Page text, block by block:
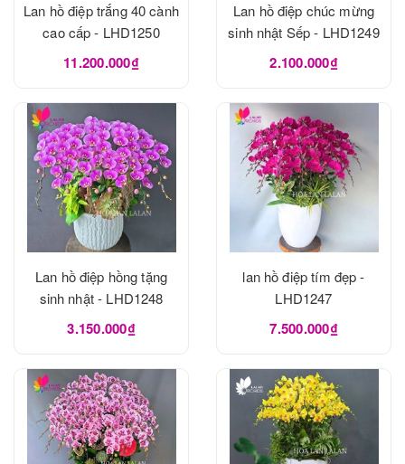
Lan hồ điệp trắng 40 cành
cao cấp - LHD1250
11.200.000₫
Lan hồ điệp chúc mừng
sinh nhật Sếp - LHD1249
2.100.000₫
Lan hồ điệp hồng tặng
sinh nhật - LHD1248
3.150.000₫
lan hồ điệp tím đẹp -
LHD1247
7.500.000₫